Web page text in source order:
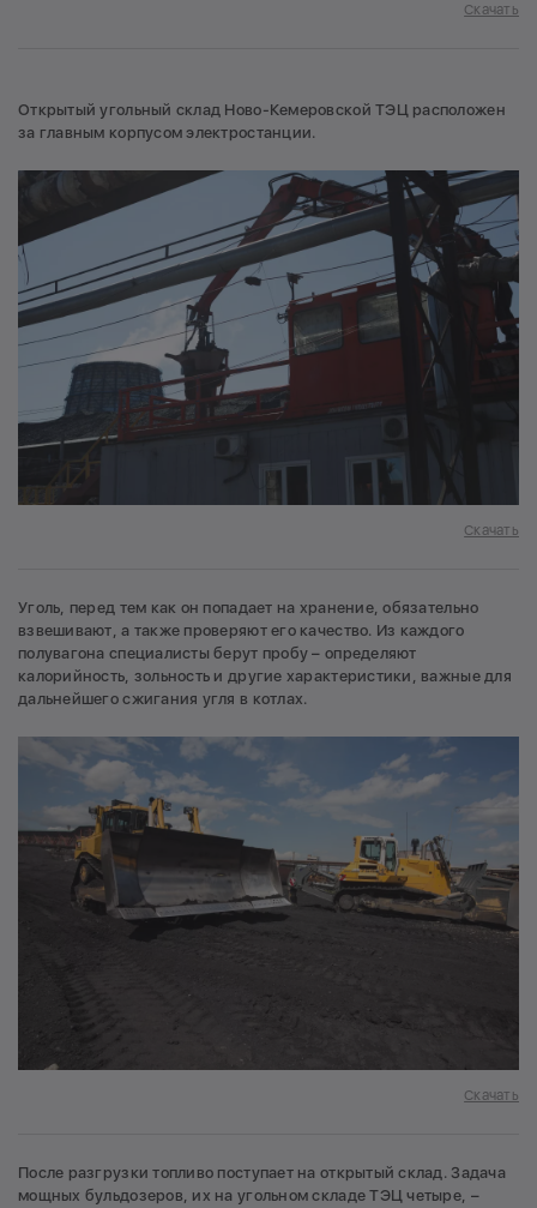
Скачать
Открытый угольный склад Ново-Кемеровской ТЭЦ расположен
за главным корпусом электростанции.
Скачать
Уголь, перед тем как он попадает на хранение, обязательно
взвешивают, а также проверяют его качество. Из каждого
полувагона специалисты берут пробу – определяют
калорийность, зольность и другие характеристики, важные для
дальнейшего сжигания угля в котлах.
Скачать
После разгрузки топливо поступает на открытый склад. Задача
мощных бульдозеров, их на угольном складе ТЭЦ четыре, –